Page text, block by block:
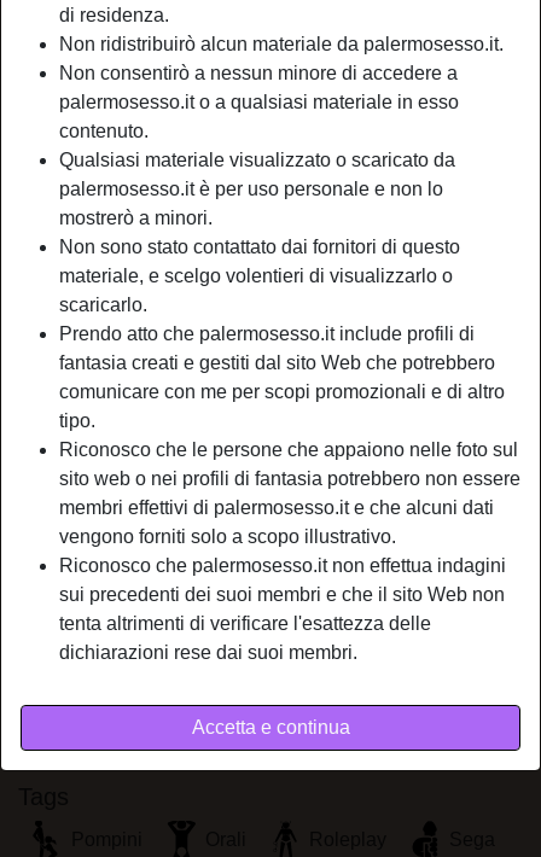
di residenza.
Non ridistribuirò alcun materiale da palermosesso.it.
Non consentirò a nessun minore di accedere a
palermosesso.it o a qualsiasi materiale in esso
contenuto.
Qualsiasi materiale visualizzato o scaricato da
palermosesso.it è per uso personale e non lo
mostrerò a minori.
Non sono stato contattato dai fornitori di questo
materiale, e scelgo volentieri di visualizzarlo o
scaricarlo.
Prendo atto che palermosesso.it include profili di
fantasia creati e gestiti dal sito Web che potrebbero
comunicare con me per scopi promozionali e di altro
tipo.
Riconosco che le persone che appaiono nelle foto sul
sito web o nei profili di fantasia potrebbero non essere
membri effettivi di palermosesso.it e che alcuni dati
vengono forniti solo a scopo illustrativo.
Riconosco che palermosesso.it non effettua indagini
sui precedenti dei suoi membri e che il sito Web non
tenta altrimenti di verificare l'esattezza delle
dichiarazioni rese dai suoi membri.
Accetta e continua
Nickname:
Età:
34
Paese:
Italia
Provincia:
Trapani
Sesso:
Donna
Sessualità:
Relazione:
Single
Colore dei capelli:
Scuro
Depilata:
Sì
Fumatrice:
Descrizione
Sono la donna di cui tutti hanno timore. Sono autoritaria e
vogliosa di fare continuamente sesso selvaggio. Durante
l'atto amo comandare e schiavizzare tutti i miei partner. Ho
tanta voglia di sfogare la mio ferocia.
Non ha specificato le sue preferenze